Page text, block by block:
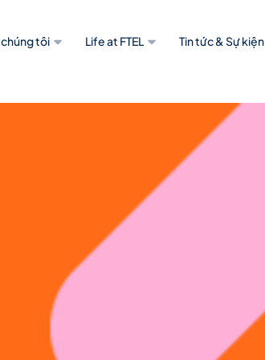
tôi Life at FTEL Tin tức & Sự kiện